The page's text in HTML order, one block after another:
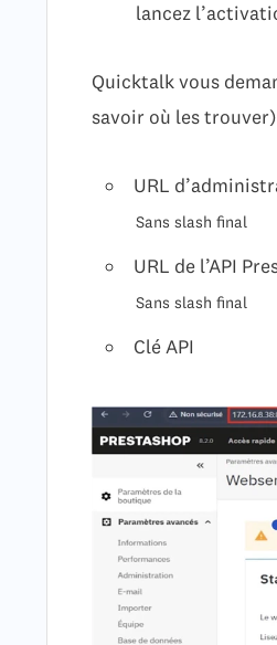
lancez
Quicktalk vous
savoir où les
URL
Sans slash final
URL de l’API
Sans slash final
Clé API